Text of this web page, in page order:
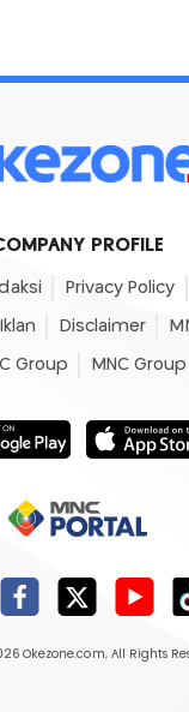
PROFILE
Privacy Policy
Disclaimer
Group MNC
Okezone.com, All Rights